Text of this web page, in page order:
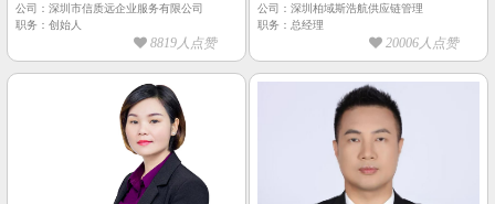
公司：深圳市信质远企业服务有限公司
职务：创始人
8819人点赞
公司：深圳柏域斯浩航供应链管理
职务：总经理
20006人点赞